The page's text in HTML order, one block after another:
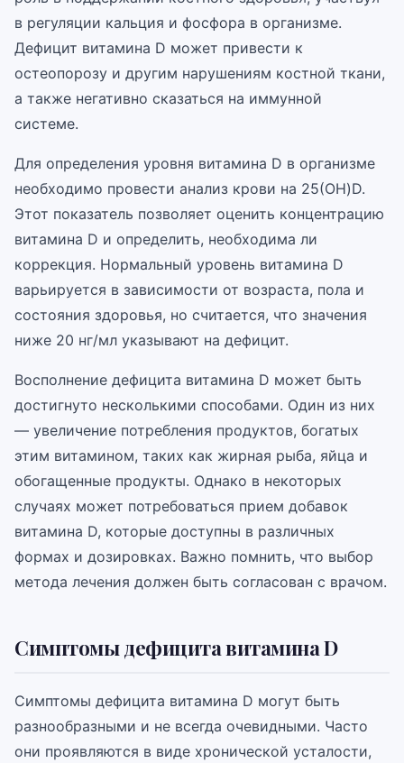
в регуляции кальция и фосфора в организме.
Дефицит витамина D может привести к
остеопорозу и другим нарушениям костной ткани,
а также негативно сказаться на иммунной
системе.
Для определения уровня витамина D в организме
необходимо провести анализ крови на 25(OH)D.
Этот показатель позволяет оценить концентрацию
витамина D и определить, необходима ли
коррекция. Нормальный уровень витамина D
варьируется в зависимости от возраста, пола и
состояния здоровья, но считается, что значения
ниже 20 нг/мл указывают на дефицит.
Восполнение дефицита витамина D может быть
достигнуто несколькими способами. Один из них
— увеличение потребления продуктов, богатых
этим витамином, таких как жирная рыба, яйца и
обогащенные продукты. Однако в некоторых
случаях может потребоваться прием добавок
витамина D, которые доступны в различных
формах и дозировках. Важно помнить, что выбор
метода лечения должен быть согласован с врачом.
Симптомы дефицита витамина D
Симптомы дефицита витамина D могут быть
разнообразными и не всегда очевидными. Часто
они проявляются в виде хронической усталости,